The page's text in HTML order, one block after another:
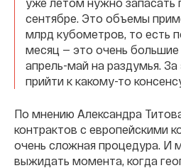
сентябре. Это объемы
млрд кубометров, то есть
месяц — это очень
апрель-май на раздумья.
прийти к какому-то
По мнению Александра
контрактов с европейскими
очень сложная процедура. И
выжидать момента, когда